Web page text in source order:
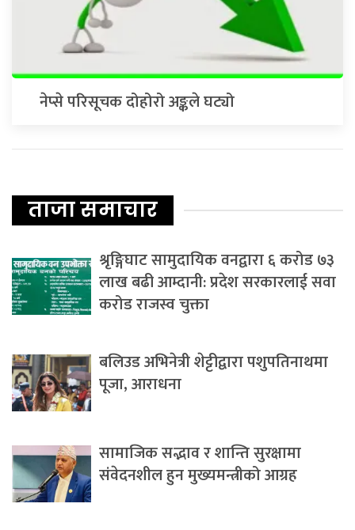
नेप्से परिसूचक दोहोरो अङ्कले घट्यो
ताजा समाचार
श्रृङ्गिघाट सामुदायिक वनद्वारा ६ करोड ७३
लाख बढी आम्दानी: प्रदेश सरकारलाई सवा
करोड राजस्व चुक्ता
बलिउड अभिनेत्री शेट्टीद्वारा पशुपतिनाथमा
पूजा, आराधना
सामाजिक सद्भाव र शान्ति सुरक्षामा
संवेदनशील हुन मुख्यमन्त्रीको आग्रह